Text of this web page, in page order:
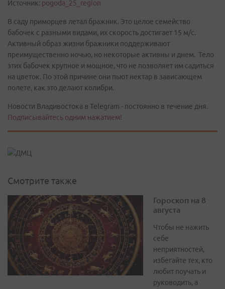
Источник: pogoda_25_region
В саду приморцев летал бражник. Это целое семейство
бабочек с разными видами, их скорость достигает 15 м/с.
Активный образ жизни бражники поддерживают
преимущественно ночью, но некоторые активны и днем. Тело
этих бабочек крупное и мощное, что не позволяет им садиться
на цветок. По этой причине они пьют нектар в зависающем
полете, как это делают колибри.
Новости Владивостока в Telegram - постоянно в течение дня.
Подписывайтесь одним нажатием!
Смотрите также
Гороскоп на 8
августа
Чтобы не нажить
себе
неприятностей,
избегайте тех, кто
любит поучать и
руководить, а